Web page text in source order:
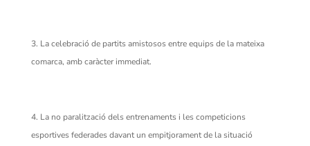
La celebració de partits amistosos entre equips de la mateixa
comarca, amb caràcter immediat.
La no paralització dels entrenaments i les competicions
esportives federades davant un empitjorament de la situació